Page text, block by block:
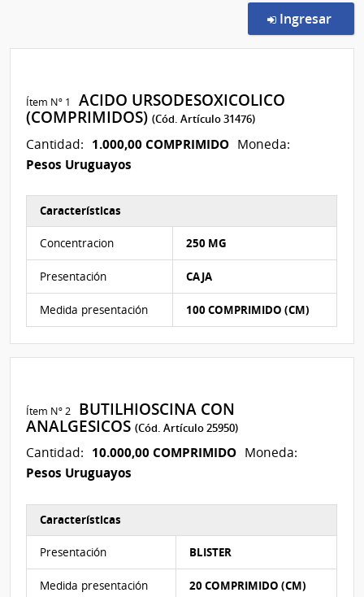
Ingresar
Ítem Nº 1
ACIDO URSODESOXICOLICO
(COMPRIMIDOS)(Cód. Artículo 31476)
Cantidad: 1.000,00 COMPRIMIDO Moneda:
Pesos Uruguayos
Características
Concentracion 250 MG
Presentación CAJA
Medida presentación 100 COMPRIMIDO (CM)
Ítem Nº 2
BUTILHIOSCINA CON
ANALGESICOS(Cód. Artículo 25950)
Cantidad: 10.000,00 COMPRIMIDO Moneda:
Pesos Uruguayos
Características
Presentación BLISTER
Medida presentación 20 COMPRIMIDO (CM)